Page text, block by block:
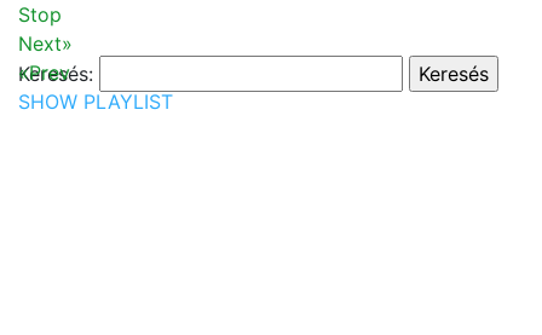
Stop
Next»
«Prev
SHOW PLAYLIST
Keresés: